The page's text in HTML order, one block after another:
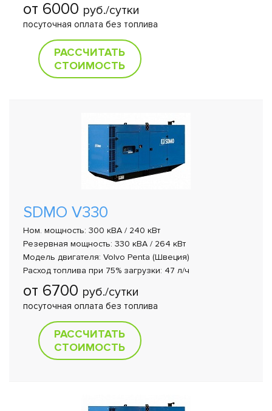
от 6000 руб./сутки
посуточная оплата без топлива
РАССЧИТАТЬ
СТОИМОСТЬ
SDMO V330
Ном. мощность: 300 кВА / 240 кВт
Резервная мощность: 330 кВА / 264 кВт
Модель двигателя: Volvo Penta (Швеция)
Расход топлива при 75% загрузки: 47 л/ч
от 6700 руб./сутки
посуточная оплата без топлива
РАССЧИТАТЬ
СТОИМОСТЬ